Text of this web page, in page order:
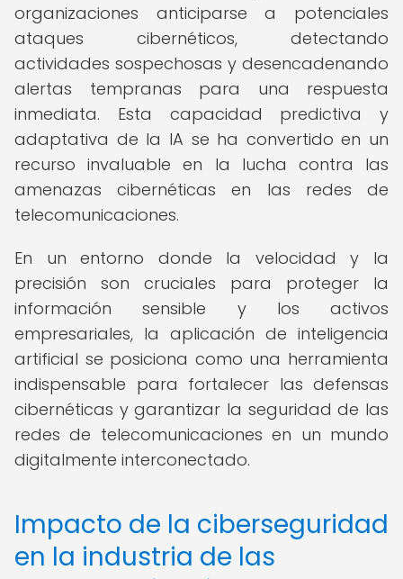
organizaciones anticiparse a potenciales
ataques cibernéticos, detectando
actividades sospechosas y desencadenando
alertas tempranas para una respuesta
inmediata. Esta capacidad predictiva y
adaptativa de la IA se ha convertido en un
recurso invaluable en la lucha contra las
amenazas cibernéticas en las redes de
telecomunicaciones.
En un entorno donde la velocidad y la
precisión son cruciales para proteger la
información sensible y los activos
empresariales, la aplicación de inteligencia
artificial se posiciona como una herramienta
indispensable para fortalecer las defensas
cibernéticas y garantizar la seguridad de las
redes de telecomunicaciones en un mundo
digitalmente interconectado.
Impacto de la ciberseguridad
en la industria de las